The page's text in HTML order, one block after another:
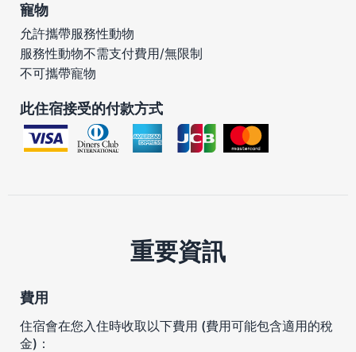
寵物
允許攜帶服務性動物
服務性動物不需支付費用/無限制
不可攜帶寵物
此住宿接受的付款方式
重要資訊
費用
住宿會在您入住時收取以下費用 (費用可能包含適用的稅
金)：